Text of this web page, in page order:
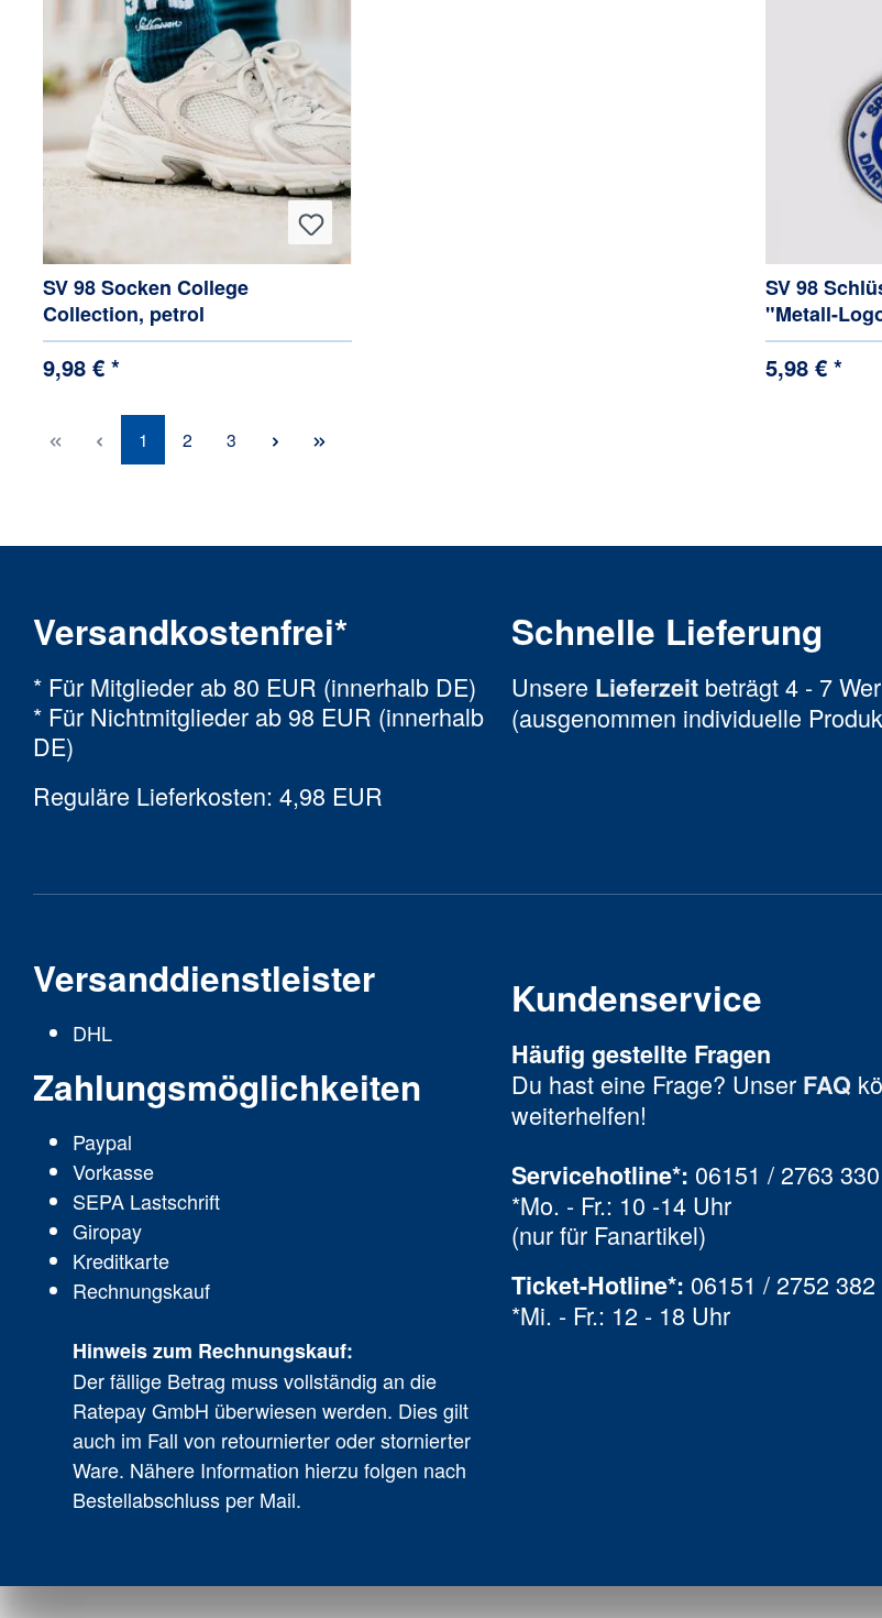
SV 98 Socken College
Collection, petrol
9,98 € *
SV 98
"Metall-
5,98 € *
1 2 3
Versandkostenfrei*
* Für Mitglieder ab 80 EUR (innerhalb DE)
* Für Nichtmitglieder ab 98 EUR (innerhalb
DE)
Reguläre Lieferkosten: 4,98 EUR
Schnelle Lieferung
Unsere Lieferzeitbeträgt 4 - 7
(ausgenommen individuelle
Versanddienstleister
DHL
Zahlungsmöglichkeiten
Paypal
Vorkasse
SEPA Lastschrift
Giropay
Kreditkarte
Rechnungskauf
Hinweis zum Rechnungskauf:
Der fällige Betrag muss vollständig an die
Ratepay GmbH überwiesen werden. Dies gilt
auch im Fall von retournierter oder stornierter
Ware. Nähere Information hierzu folgen nach
Bestellabschluss per Mail.
Kundenservice
Häufig gestellte Fragen
Du hast eine Frage? Unser FAQ
weiterhelfen!
Servicehotline*: 06151 / 2763 330
*Mo. - Fr.: 10 -14 Uhr
(nur für Fanartikel)
Ticket-Hotline*: 06151 / 2752 382
*Mi. - Fr.: 12 - 18 Uhr